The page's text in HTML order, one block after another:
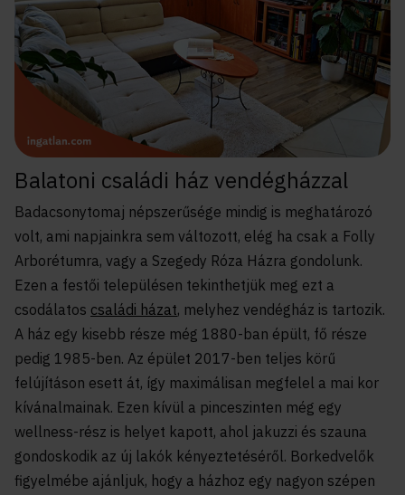
Balatoni családi ház vendégházzal
Badacsonytomaj népszerűsége mindig is meghatározó
volt, ami napjainkra sem változott, elég ha csak a Folly
Arborétumra, vagy a Szegedy Róza Házra gondolunk.
Ezen a festői településen tekinthetjük meg ezt a
csodálatos családi házat, melyhez vendégház is tartozik.
A ház egy kisebb része még 1880-ban épült, fő része
pedig 1985-ben. Az épület 2017-ben teljes körű
felújításon esett át, így maximálisan megfelel a mai kor
kívánalmainak. Ezen kívül a pinceszinten még egy
wellness-rész is helyet kapott, ahol jakuzzi és szauna
gondoskodik az új lakók kényeztetéséről. Borkedvelők
figyelmébe ajánljuk, hogy a házhoz egy nagyon szépen